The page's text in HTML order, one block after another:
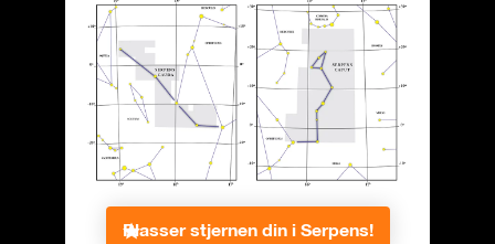
Plasser stjernen din i Serpens!